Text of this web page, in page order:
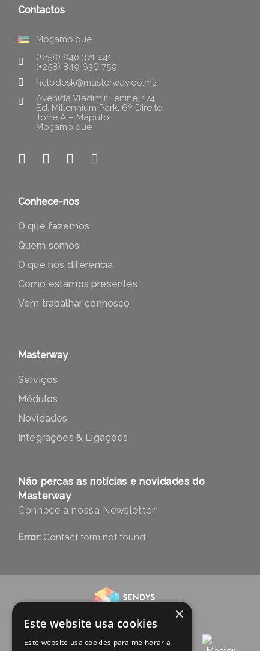
Contactos
Moçambique
(+258) 840 371 441
(+258) 849 636 759
helpdesk@masterway.co.mz
Avenida Vladimir Lenine, 174
Ed. Millennium Park, 6º Direito
Torre A – Maputo
Moçambique
Conhece-nos
O que fazemos
Quem somos
O que nos diferencia
Como estamos presentes
Vem trabalhar connosco
Masterway
Serviços
Módulos
Novidades
Integrações & Ligações
Não percas as notícias e novidades do
Masterway
Conhece a nossa Newsletter!
Error: Contact form not found.
×
Este website usa cookies
Este website usa cookies para melhorar a